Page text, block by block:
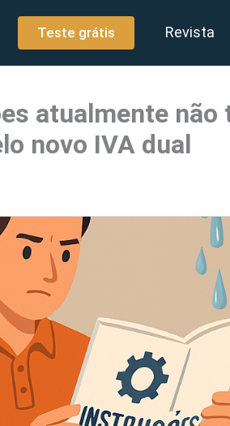
Teste grátis Revista
atualmente
novo IVA dual